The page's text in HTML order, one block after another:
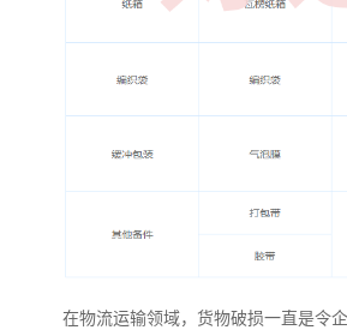
在物流运输领域，货物破损一直是令